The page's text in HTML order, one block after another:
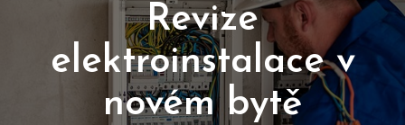
Revize
elektroinstalace v
novém bytě